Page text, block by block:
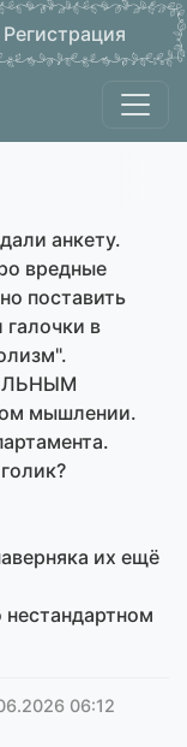
Регистрация
анкету.
вредные
поставить
в
мышлении.
их ещё
06:12